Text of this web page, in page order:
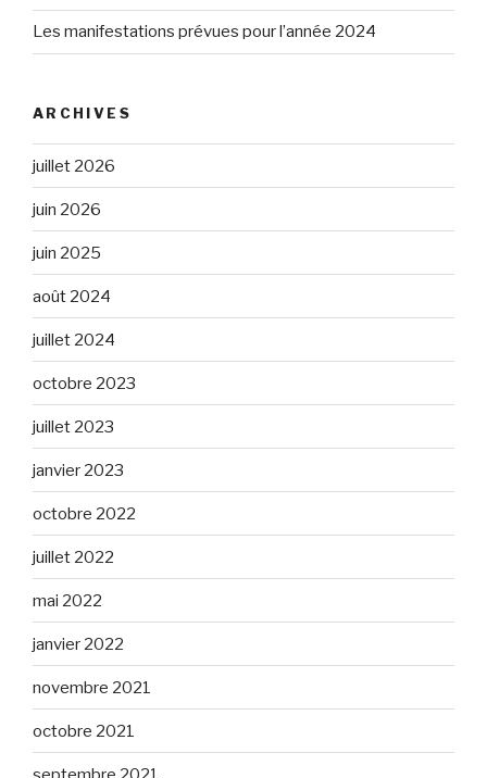
Les manifestations prévues pour l’année 2024
ARCHIVES
juillet 2026
juin 2026
juin 2025
août 2024
juillet 2024
octobre 2023
juillet 2023
janvier 2023
octobre 2022
juillet 2022
mai 2022
janvier 2022
novembre 2021
octobre 2021